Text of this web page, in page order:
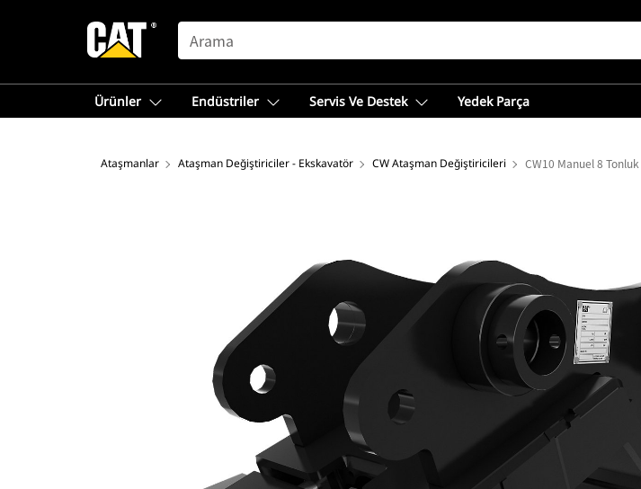
SEARCH
Ürünler Endüstriler Servis Ve Destek Yedek Parça
Ataşmanlar Ataşman Değiştiriciler - Ekskavatör CW Ataşman Değiştiricileri CW10 Manuel 8